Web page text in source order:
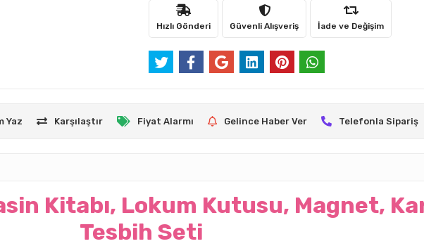
Hızlı Gönderi Güvenli Alışveriş İade ve Değişim
Yaz Karşılaştır Fiyat Alarmı Gelince Haber Ver Telefonla Sipariş
Kitabı, Lokum Kutusu, Magnet,
Tesbih Seti